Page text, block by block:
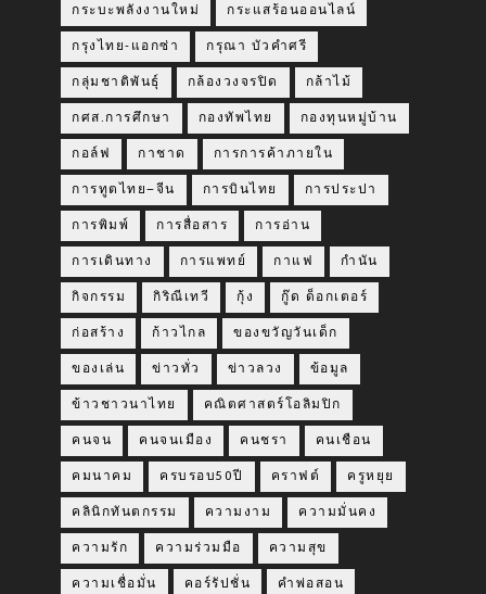
กระบะพลังงานใหม่ กระแสร้อนออนไลน์
กรุงไทย-แอกซ่า กรุณา บัวคำศรี
กลุ่มชาติพันธุ์ กล้องวงจรปิด กล้าไม้
กศส.การศึกษา กองทัพไทย กองทุนหมู่บ้าน
กอล์ฟ กาชาด การการค้าภายใน
การทูตไทย–จีน การบินไทย การประปา
การพิมพ์ การสื่อสาร การอ่าน
การเดินทาง การแพทย์ กาแฟ กำนัน
กิจกรรม กิริณีเทวี กุ้ง กู๊ด ด็อกเตอร์
ก่อสร้าง ก้าวไกล ของขวัญวันเด็ก
ของเล่น ข่าวทั่ว ข่าวลวง ข้อมูล
ข้าวชาวนาไทย คณิตศาสตร์โอลิมปิก
คนจน คนจนเมือง คนชรา คนเชือน
คมนาคม ครบรอบ50ปี คราฟต์ ครูหยุย
คลินิกทันตกรรม ความงาม ความมั่นคง
ความรัก ความร่วมมือ ความสุข
ความเชื่อมั่น คอร์รัปชั่น คำพ่อสอน